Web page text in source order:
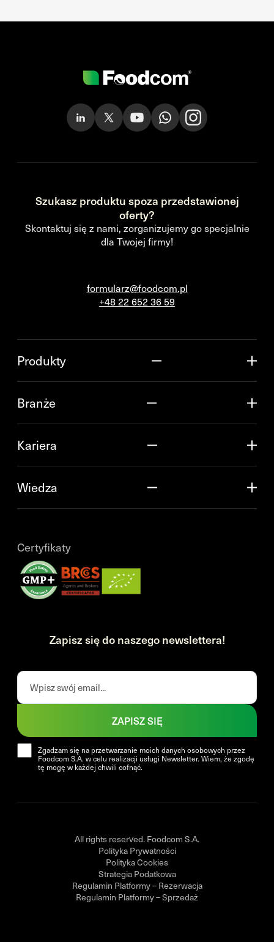
Szukasz produktu spoza przedstawionej
oferty?
Skontaktuj się z nami, zorganizujemy go specjalnie
dla Twojej firmy!
formularz@foodcom.pl
+48 22 652 36 59
Produkty
Branże
Kariera
Wiedza
Certyfikaty
Zapisz się do naszego newslettera!
Zgadzam się na przetwarzanie moich danych osobowych przez
Foodcom S.A. w celu realizacji usługi Newsletter. Wiem, że zgodę
tę mogę w każdej chwili cofnąć.
ZAPISZ SIĘ
All rights reserved. Foodcom S.A.
Polityka Prywatności
Polityka Cookies
Strategia Podatkowa
Regulamin Platformy – Rezerwacja
Regulamin Platformy – Sprzedaż